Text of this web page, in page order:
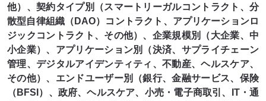
他）、契約タイプ別（スマートリーガルコントラクト、分
散型自律組織（DAO）コントラクト、アプリケーションロ
ジックコントラクト、その他）、企業規模別（大企業、中
小企業）、アプリケーション別（決済、サプライチェーン
管理、デジタルアイデンティティ、不動産、ヘルスケア、
その他）、エンドユーザー別（銀行、金融サービス、保険
（BFSI）、政府、ヘルスケア、小売・電子商取引、IT・通